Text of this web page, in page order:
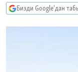
ЭКСПЕРТТЕР
ӨЗГӨЧӨ ПИКИР
Бизди Google'дан